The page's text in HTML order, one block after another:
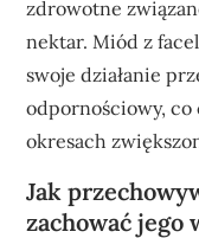
zdrowotne
nektar. Miód z
swoje działanie
odpornościowy, co
okresach
Jak
zachować jego